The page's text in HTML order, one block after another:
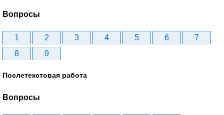
Вопросы
1 2 3 4 5 6
7
8
9
Послетекстовая работа
Вопросы